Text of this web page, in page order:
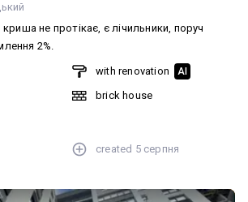
криша не протікає, є лічильники, поруч
2%.
with renovation AI
brick house
created 5 серпня